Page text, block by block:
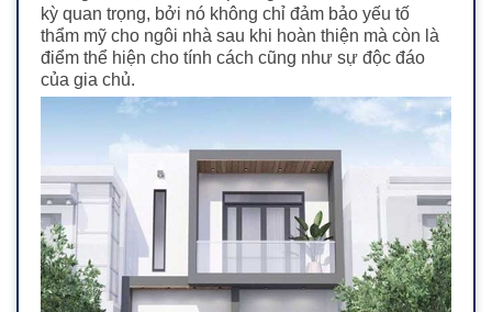
kỳ quan trọng, bởi nó không chỉ đảm bảo yếu tố
thẩm mỹ cho ngôi nhà sau khi hoàn thiện mà còn là
điểm thể hiện cho tính cách cũng như sự độc đáo
của gia chủ.